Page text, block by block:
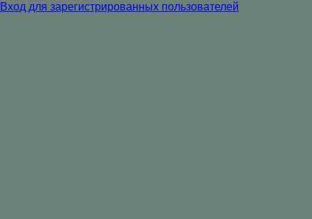
Вход для зарегистрированных пользователей